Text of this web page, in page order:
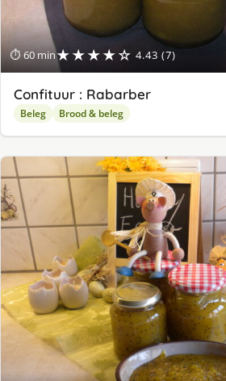
⏱ 60 min★★★★☆ 4.43 (7)
Confituur : Rabarber
Beleg Brood & beleg